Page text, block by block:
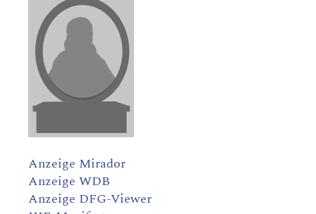
Anzeige Mirador
Anzeige WDB
Anzeige DFG-Viewer